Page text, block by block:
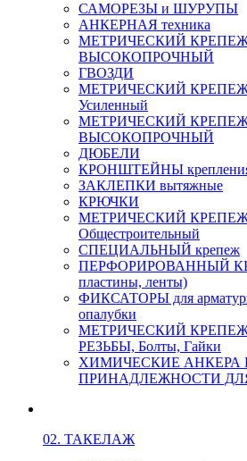
САМОРЕЗЫ и ШУРУПЫ
АНКЕРНАЯ техника
МЕТРИЧЕСКИЙ КРЕПЕЖ
ВЫСОКОПРОЧНЫЙ
ГВОЗДИ
МЕТРИЧЕСКИЙ КРЕПЕЖ
Усиленный
МЕТРИЧЕСКИЙ КРЕПЕЖ
ВЫСОКОПРОЧНЫЙ
ДЮБЕЛИ
КРОНШТЕЙНЫ крепления
ЗАКЛЕПКИ вытяжные
КРЮЧКИ
МЕТРИЧЕСКИЙ КРЕПЕЖ
Общестроительный
СПЕЦИАЛЬНЫЙ крепеж
ПЕРФОРИРОВАННЫЙ
пластины, ленты)
ФИКСАТОРЫ для
опалубки
МЕТРИЧЕСКИЙ
РЕЗЬБЫ, Болты, Гайки
ХИМИЧЕСКИЕ АНКЕРА
ПРИНАДЛЕЖНОСТИ
02. ТАКЕЛАЖ